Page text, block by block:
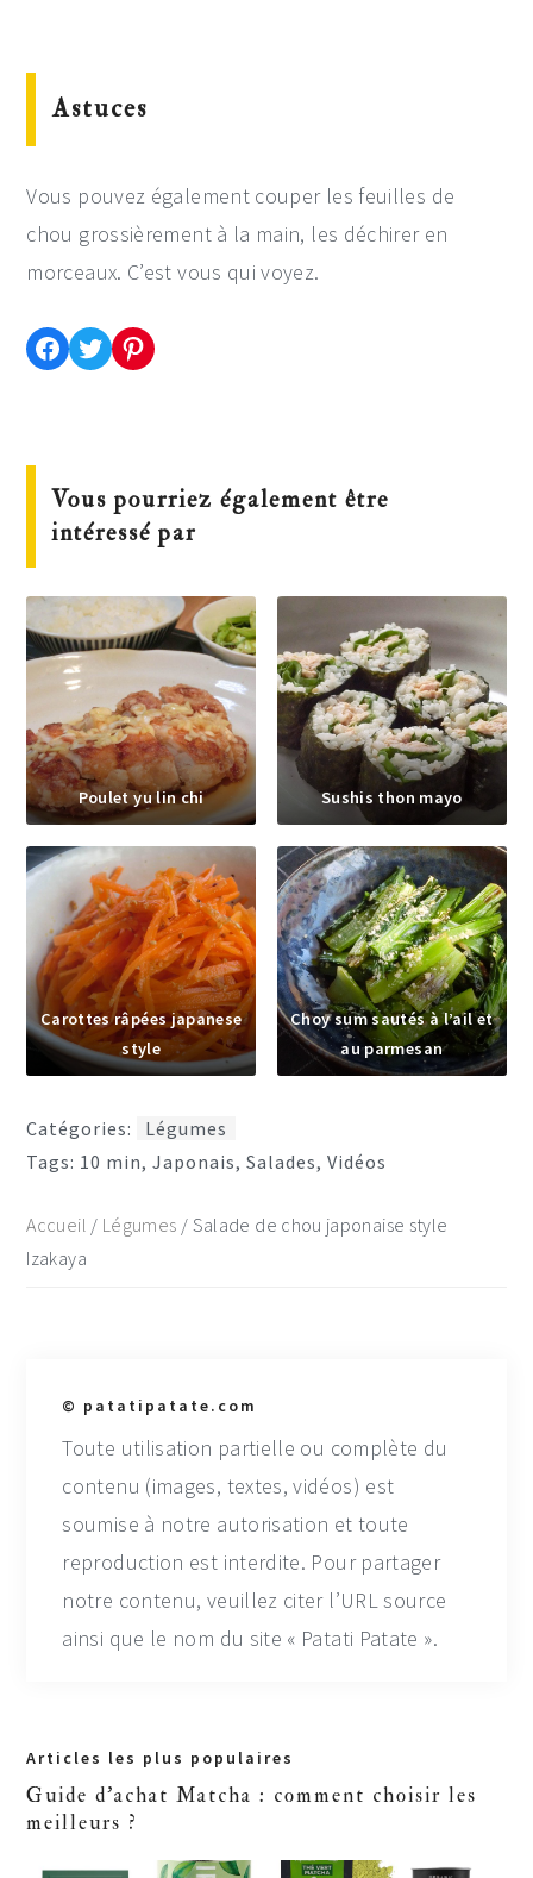
Astuces
Vous pouvez également couper les feuilles de
chou grossièrement à la main, les déchirer en
morceaux. C’est vous qui voyez.
Partager cette recette sur Facebook
Partager cette recette sur TwitterEnregistrer cette recette sur Pinterest
Vous pourriez également être
intéressé par
Poulet yu lin chi Sushis thon mayo
Carottes râpées japanese
style
Choy sum sautés à l’ail et
au parmesan
Catégories:
Légumes
Tags: 10 min,Japonais,Salades,Vidéos
Accueil / Légumes / Salade de chou japonaise style
Izakaya
© patatipatate.com
Toute utilisation partielle ou complète du
contenu (images, textes, vidéos) est
soumise à notre autorisation et toute
reproduction est interdite. Pour partager
notre contenu, veuillez citer l’URL source
ainsi que le nom du site « Patati Patate ».
Primary
Sidebar
Articles les plus populaires
Guide d'achat Matcha : comment choisir les
meilleurs ?